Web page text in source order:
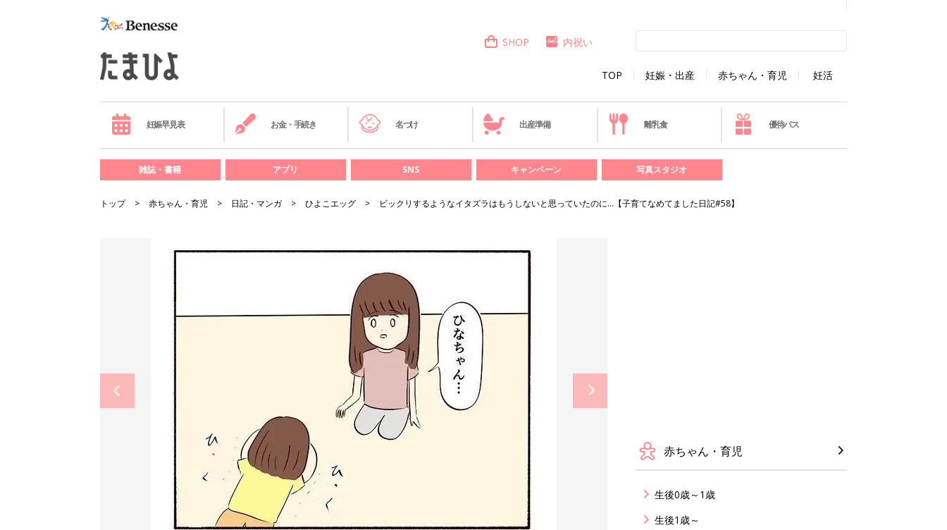
TOP 妊娠・出産 赤ちゃん・育児 妊活
SHOP 内祝い
妊娠早見表 お金・手続き 名づけ 出産準備 離乳食 優待パス
雑誌・書籍 アプリ SNS キャンペーン 写真スタジオ
トップ 赤ちゃん・育児 日記・マンガ ひよこエッグ ビックリするようなイタズラはもうしないと思っていたのに…【子育てなめてました日記#58】
赤ちゃん・育児
生後0歳～1歳
生後1歳～